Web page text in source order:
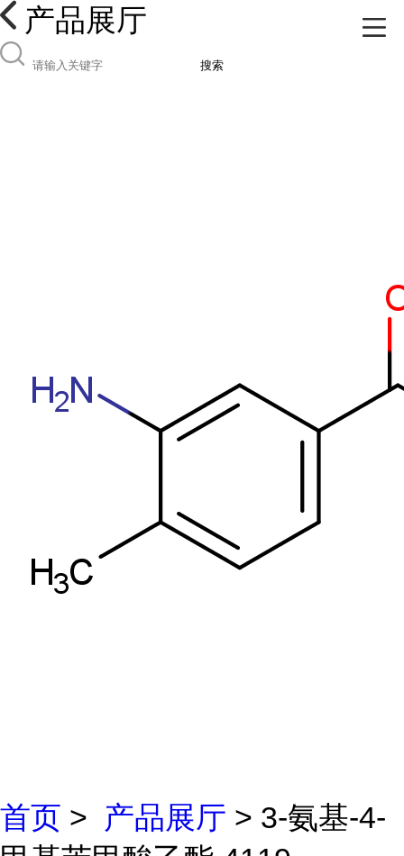
产品展厅
搜索
首页 > 产品展厅 > 3-氨基-4-